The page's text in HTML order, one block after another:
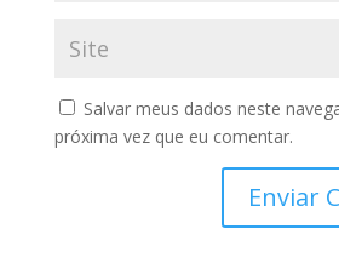
Salvar meus dados neste
próxima vez que eu comentar.